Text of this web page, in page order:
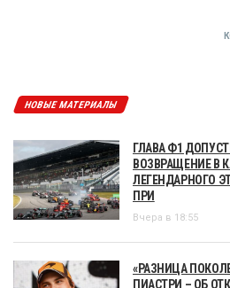
НОВЫЕ МАТЕРИАЛЫ
ГЛАВА Ф1
ВОЗВРАЩЕНИЕ В
ЛЕГЕНДАРНОГО
ПРИ
Вчера в 18:55
«РАЗНИЦА
ПИАСТРИ – ОБ